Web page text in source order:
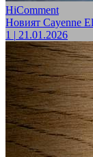
HiComment
Новият Cayenne
1 | 21.01.2026